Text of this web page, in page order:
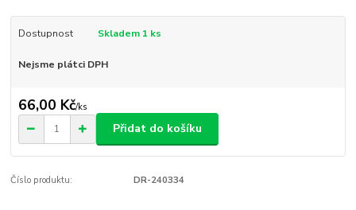
Dostupnost Skladem 1 ks
Nejsme plátci DPH
66,00 Kč/ks
Přidat do košíku
Číslo produktu: DR-240334